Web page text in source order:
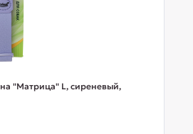
"Матрица" L, сиреневый,